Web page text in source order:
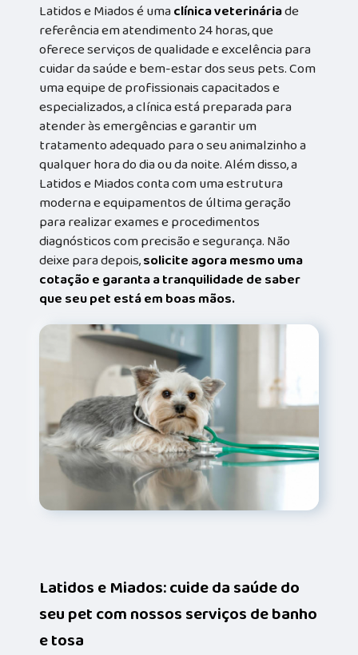
Latidos e Miados é umaclínica veterináriade
referência em atendimento 24 horas, que
oferece serviços de qualidade e excelência para
cuidar da saúde e bem-estar dos seus pets. Com
uma equipe de profissionais capacitados e
especializados, a clínica está preparada para
atender às emergências e garantir um
tratamento adequado para o seu animalzinho a
qualquer hora do dia ou da noite. Além disso, a
Latidos e Miados conta com uma estrutura
moderna e equipamentos de última geração
para realizar exames e procedimentos
diagnósticos com precisão e segurança. Não
deixe para depois,solicite agora mesmo uma
cotação e garanta a tranquilidade de saber
que seu pet está em boas mãos.
Latidos e Miados: cuide da saúde do
seu pet com nossos serviços de banho
e tosa